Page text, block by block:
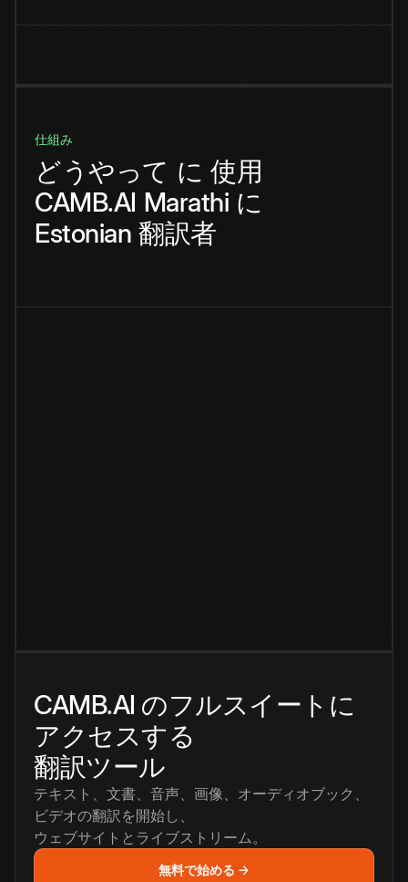
仕組み
どうやって に 使用
CAMB.AI Marathi に
Estonian 翻訳者
CAMB.AI のフルスイートに
アクセスする
翻訳ツール
テキスト、文書、音声、画像、オーディオブック、
ビデオの翻訳を開始し、
ウェブサイトとライブストリーム。
無料で始める →